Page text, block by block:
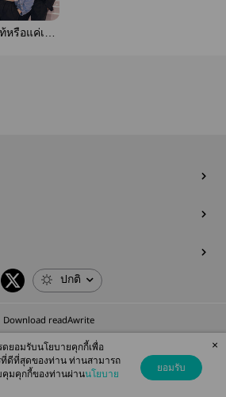
หรือแค่เกม
ปกติ
Download readAwrite
by MEB Corporation Public Company Limited
and the Google
ยอมรับนโยบายคุกกี้เพื่อ
ดีที่สุดของท่าน ท่านสามารถ
คุมคุกกี้ของท่านผ่านนโยบาย
ยอมรับ
×